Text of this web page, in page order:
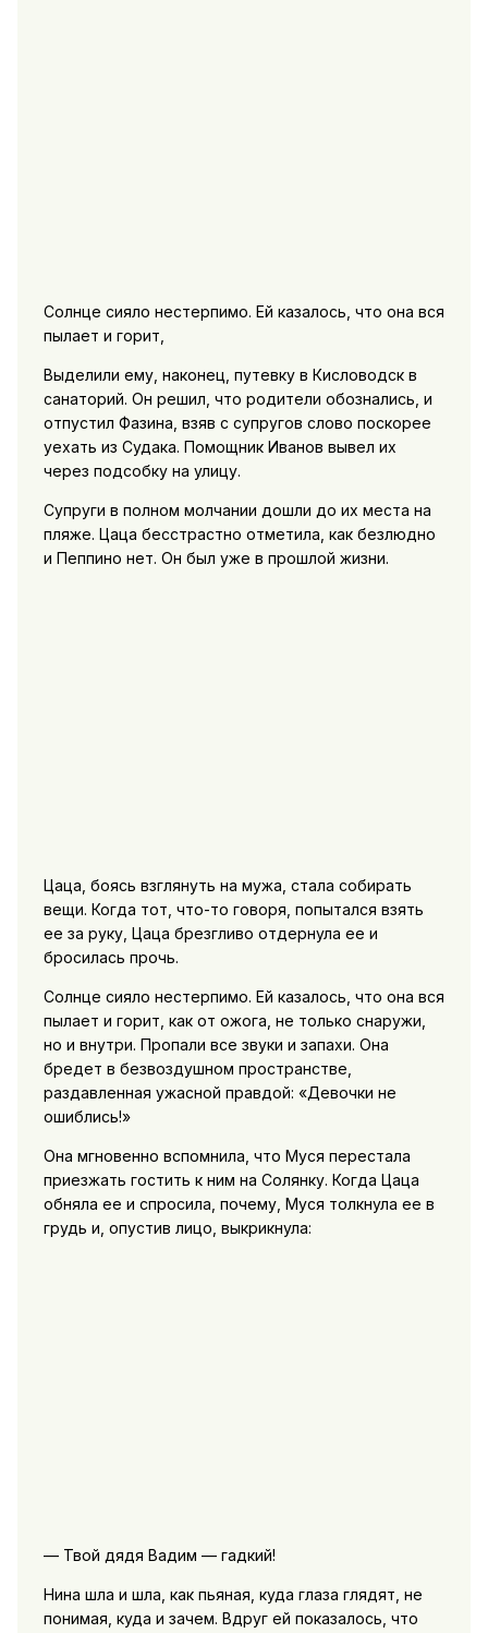
Солнце сияло нестерпимо. Ей казалось, что она вся
пылает и горит,
Выделили ему, наконец, путевку в Кисловодск в
санаторий. Он решил, что родители обознались, и
отпустил Фазина, взяв с супругов слово поскорее
уехать из Судака. Помощник Иванов вывел их
через подсобку на улицу.
Супруги в полном молчании дошли до их места на
пляже. Цаца бесстрастно отметила, как безлюдно
и Пеппино нет. Он был уже в прошлой жизни.
Цаца, боясь взглянуть на мужа, стала собирать
вещи. Когда тот, что-то говоря, попытался взять
ее за руку, Цаца брезгливо отдернула ее и
бросилась прочь.
Солнце сияло нестерпимо. Ей казалось, что она вся
пылает и горит, как от ожога, не только снаружи,
но и внутри. Пропали все звуки и запахи. Она
бредет в безвоздушном пространстве,
раздавленная ужасной правдой: «Девочки не
ошиблись!»
Она мгновенно вспомнила, что Муся перестала
приезжать гостить к ним на Солянку. Когда Цаца
обняла ее и спросила, почему, Муся толкнула ее в
грудь и, опустив лицо, выкрикнула:
— Твой дядя Вадим — гадкий!
Нина шла и шла, как пьяная, куда глаза глядят, не
понимая, куда и зачем. Вдруг ей показалось, что